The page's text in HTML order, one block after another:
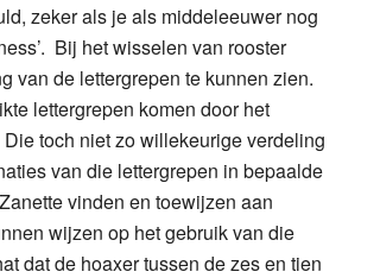
zeker als je als middeleeuwer nog
Bij het wisselen van rooster
van de lettergrepen te kunnen zien.
lettergrepen komen door het
toch niet zo willekeurige verdeling
van die lettergrepen in bepaalde
vinden en toewijzen aan
wijzen op het gebruik van die
dat de hoaxer tussen de zes en tien